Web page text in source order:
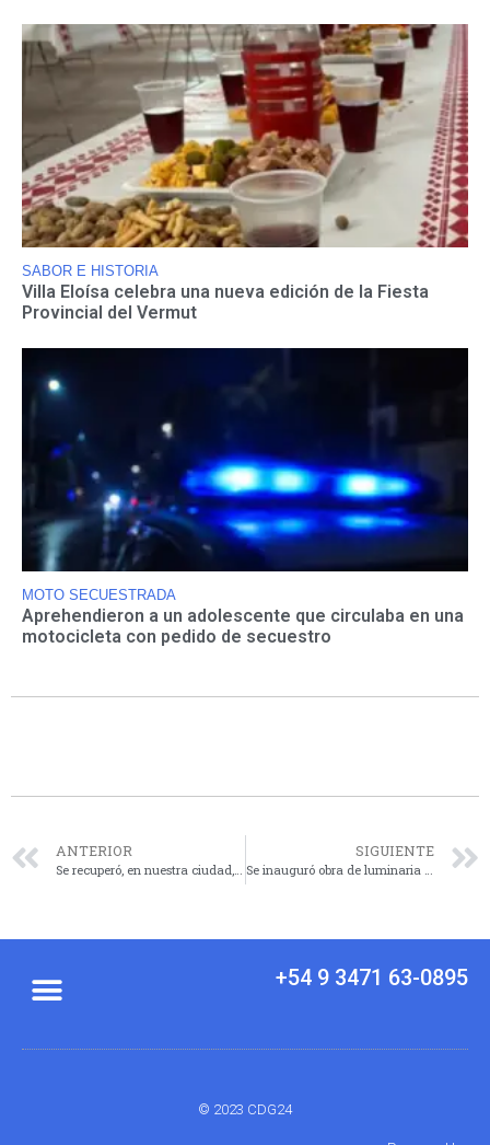
SABOR E HISTORIA
Villa Eloísa celebra una nueva edición de la Fiesta
Provincial del Vermut
MOTO SECUESTRADA
Aprehendieron a un adolescente que circulaba en una
motocicleta con pedido de secuestro
ANTERIOR SIGUIENTE
+54 9 3471 63-0895
© 2023 CDG24